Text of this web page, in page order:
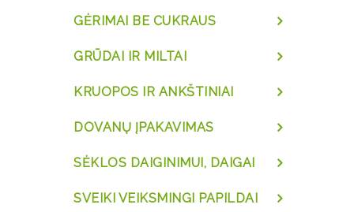
GĖRIMAI BE CUKRAUS
GRŪDAI IR MILTAI
KRUOPOS IR ANKŠTINIAI
DOVANŲ ĮPAKAVIMAS
SĖKLOS DAIGINIMUI, DAIGAI
SVEIKI VEIKSMINGI PAPILDAI